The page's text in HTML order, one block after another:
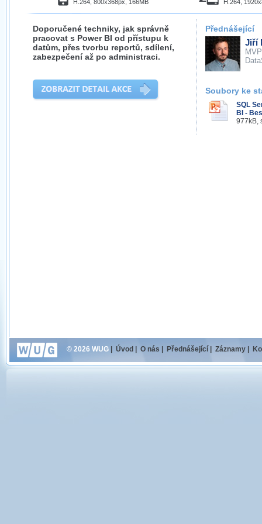
H.264, 800x368px, 166MB H.264,
Doporučené techniky, jak správně
pracovat s Power BI od přístupu k
datům, přes tvorbu reportů, sdílení,
zabezpečení až po administraci.
Přednášející
Jiří
MVP
Soubory ke
SQL
BI -
977kB,
© 2026 WUG Úvod O nás Přednášející Záznamy